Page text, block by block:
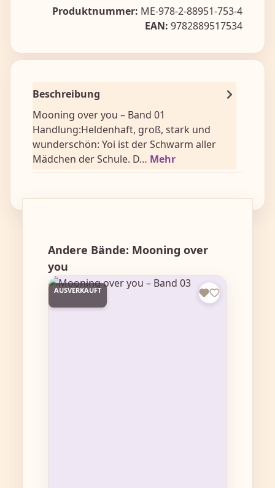
Produktnummer: ME-978-2-88951-753-4
EAN: 9782889517534
Beschreibung
Mooning over you – Band 01
Handlung:Heldenhaft, groß, stark und
wunderschön: Yoi ist der Schwarm aller
Mädchen der Schule. D… Mehr
Produktgalerie überspringen
Andere Bände: Mooning over
you
AUSVERKAUFT